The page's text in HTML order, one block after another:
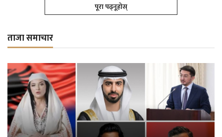
पूरा पढ्नूहोस्
ताजा समाचार